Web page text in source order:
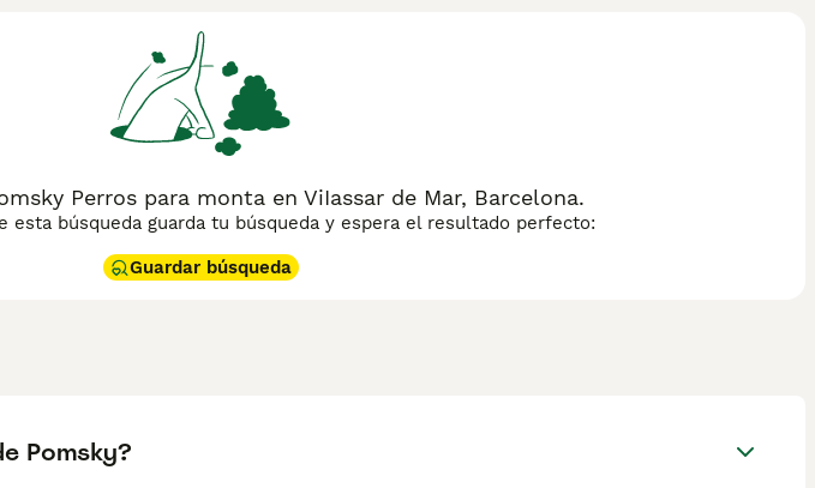
Perros para monta en ViIassar de Mar, Barcelona.
esta búsqueda guarda tu búsqueda y espera el resultado perfecto:
Guardar búsqueda
Pomsky?